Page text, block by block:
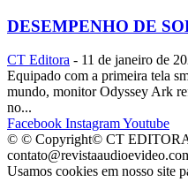
DESEMPENHO DE
CT Editora - 11 de janeiro de
Equipado com a primeira tela
mundo, monitor Odyssey Ark
no...
Facebook InstagramYoutube
© © Copyright© CT EDITORA
Usamos cookies em nosso site